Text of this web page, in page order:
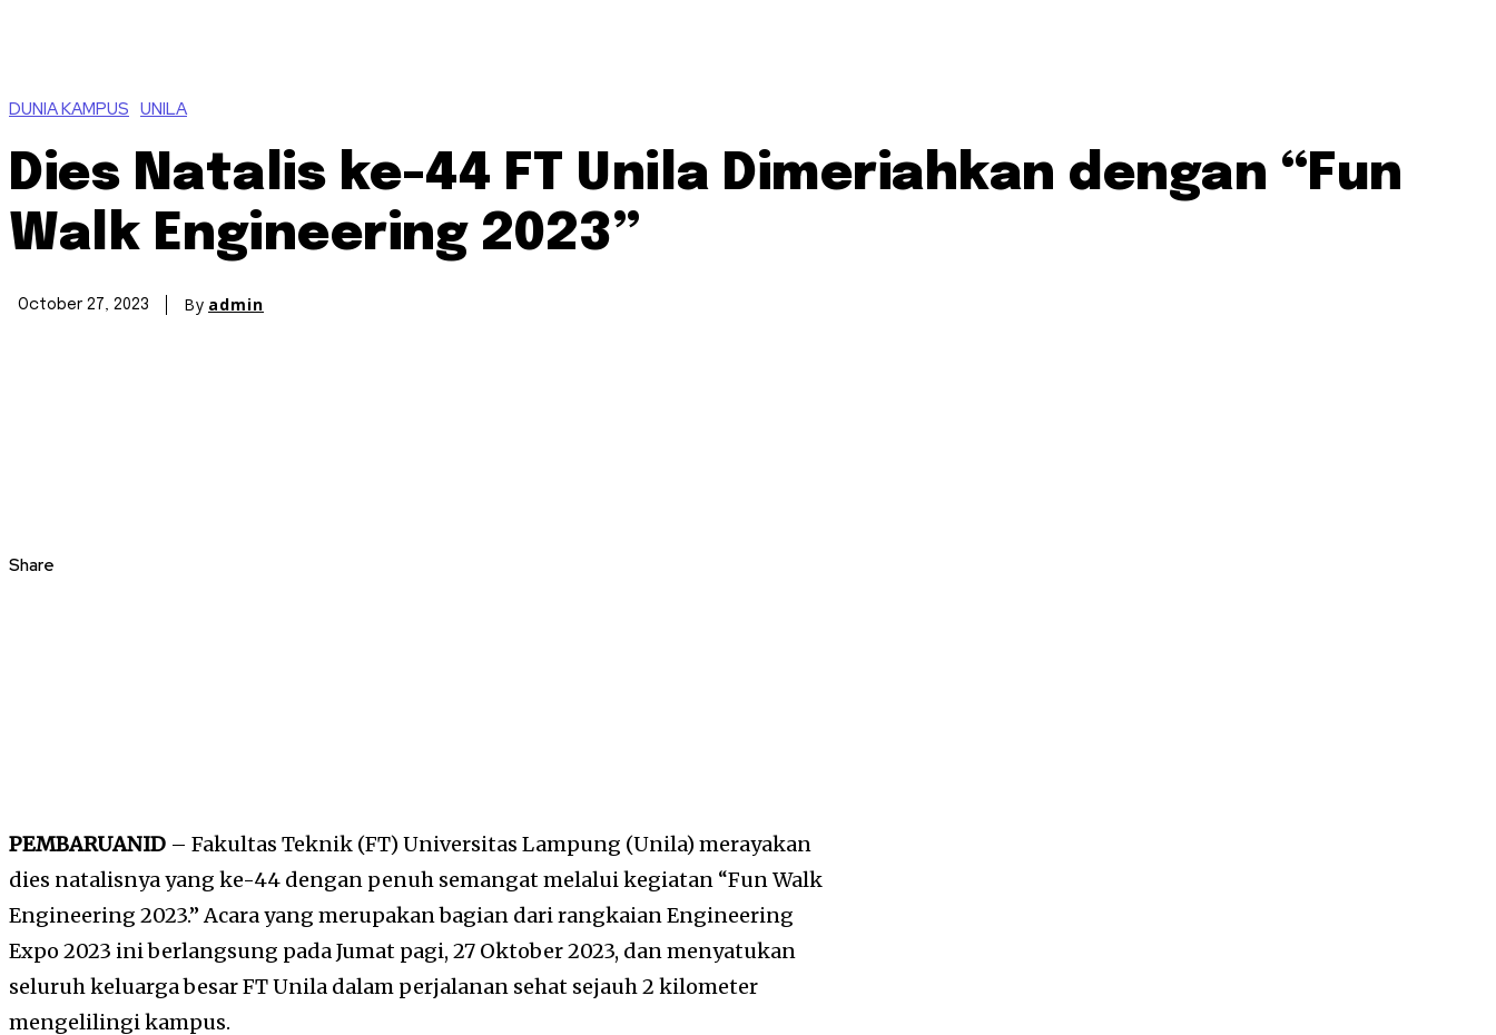
DUNIA KAMPUS UNILA
Dies Natalis ke-44 FT Unila Dimeriahkan dengan “Fun
Walk Engineering 2023”
October 27, 2023 By admin
Share
PEMBARUANID – Fakultas Teknik (FT) Universitas Lampung (Unila) merayakan
dies natalisnya yang ke-44 dengan penuh semangat melalui kegiatan “Fun Walk
Engineering 2023.” Acara yang merupakan bagian dari rangkaian Engineering
Expo 2023 ini berlangsung pada Jumat pagi, 27 Oktober 2023, dan menyatukan
seluruh keluarga besar FT Unila dalam perjalanan sehat sejauh 2 kilometer
mengelilingi kampus.